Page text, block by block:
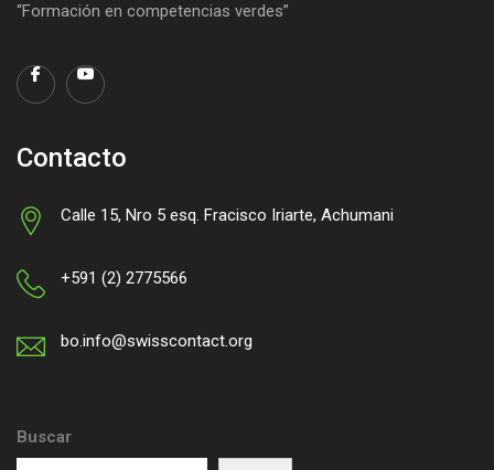
“Formación en competencias verdes”
Contacto
Calle 15, Nro 5 esq. Fracisco Iriarte, Achumani
+591 (2) 2775566
bo.info@swisscontact.org
Buscar